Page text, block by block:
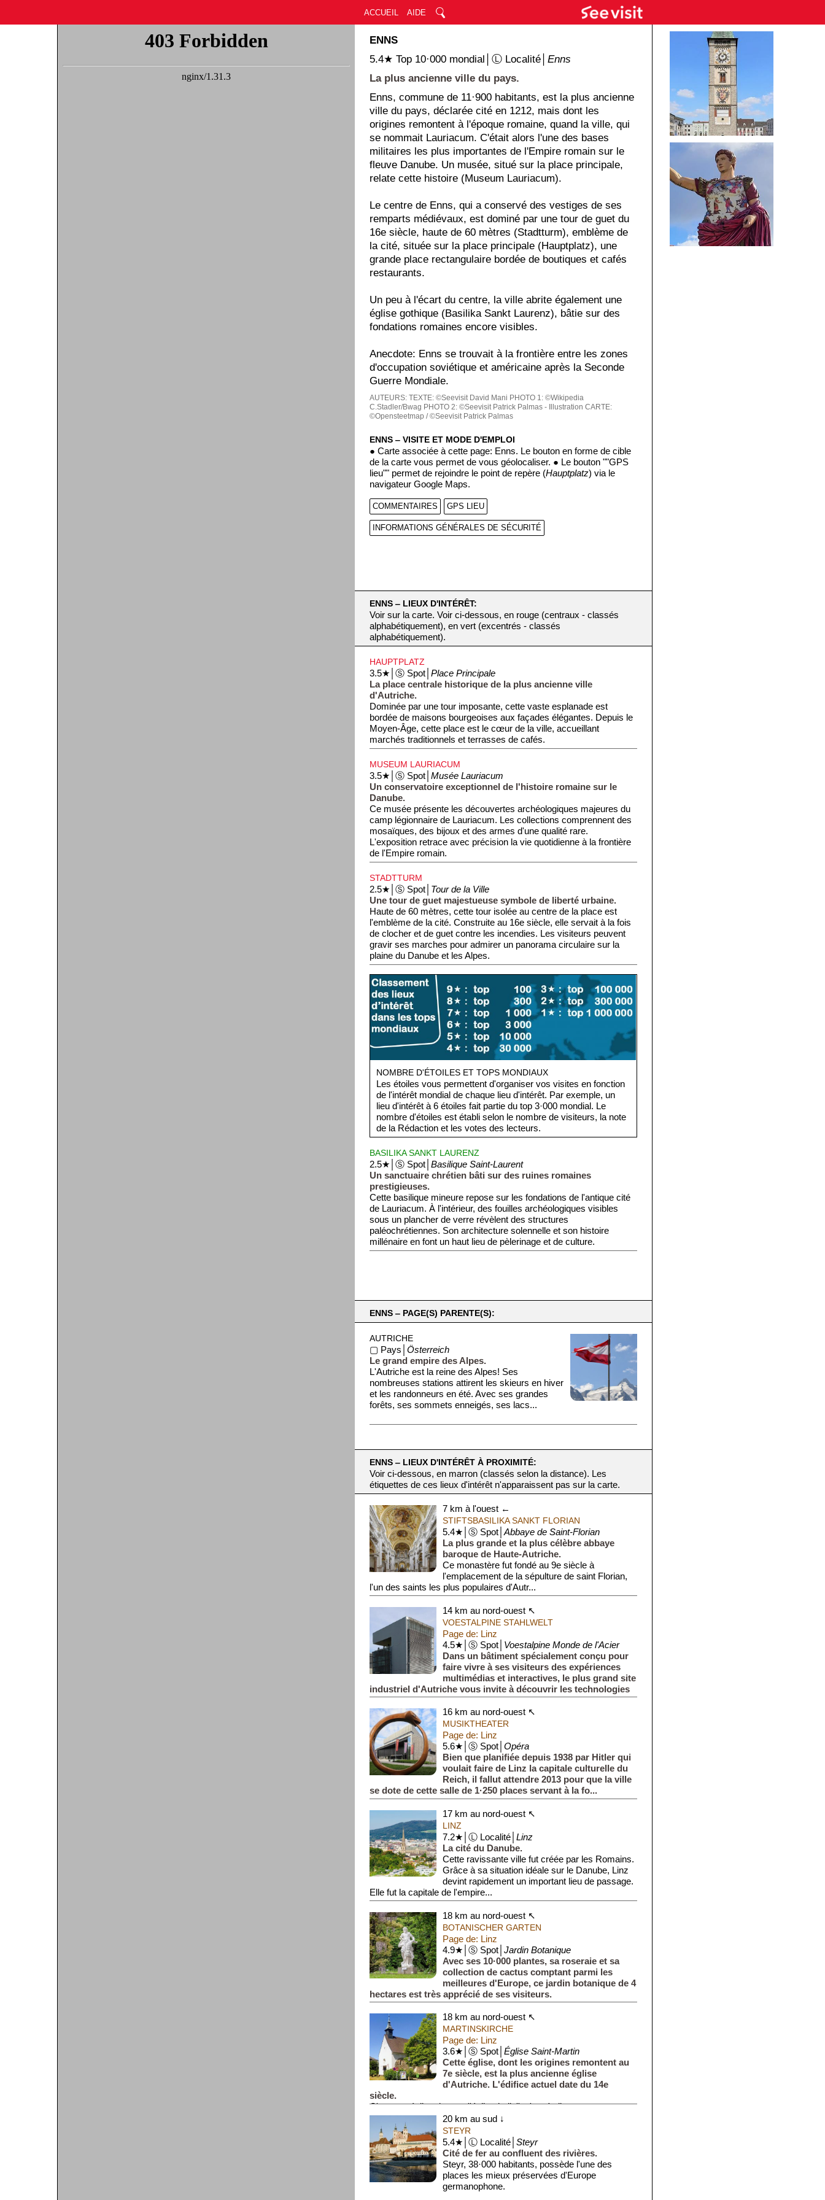
ACCUEIL AIDE
ENNS
5.4★ Top 10·000 mondial│Ⓛ Localité│Enns
La plus ancienne ville du pays.
Enns, commune de 11·900 habitants, est la plus ancienne
ville du pays, déclarée cité en 1212, mais dont les
origines remontent à l'époque romaine, quand la ville, qui
se nommait Lauriacum. C'était alors l'une des bases
militaires les plus importantes de l'Empire romain sur le
fleuve Danube. Un musée, situé sur la place principale,
relate cette histoire (Museum Lauriacum).
Le centre de Enns, qui a conservé des vestiges de ses
remparts médiévaux, est dominé par une tour de guet du
16e siècle, haute de 60 mètres (Stadtturm), emblème de
la cité, située sur la place principale (Hauptplatz), une
grande place rectangulaire bordée de boutiques et cafés
restaurants.
Un peu à l'écart du centre, la ville abrite également une
église gothique (Basilika Sankt Laurenz), bâtie sur des
fondations romaines encore visibles.
Anecdote: Enns se trouvait à la frontière entre les zones
d'occupation soviétique et américaine après la Seconde
Guerre Mondiale.
AUTEURS:TEXTE: ©Seevisit David Mani PHOTO 1: ©Wikipedia
C.Stadler/Bwag PHOTO 2: ©Seevisit Patrick Palmas - Illustration CARTE:
©Opensteetmap / ©Seevisit Patrick Palmas
ENNS ‒ VISITE ET MODE D'EMPLOI
● Carte associée à cette page: Enns. Le bouton en forme de cible
de la carte vous permet de vous géolocaliser. ● Le bouton ""GPS
lieu"" permet de rejoindre le point de repère (Hauptplatz) via le
navigateur Google Maps.
COMMENTAIRES GPS LIEU
INFORMATIONS GÉNÉRALES DE SÉCURITÉ
ENNS ‒ LIEUX D'INTÉRÊT:
Voir sur la carte. Voir ci-dessous, en rouge (centraux - classés
alphabétiquement), en vert (excentrés - classés
alphabétiquement).
HAUPTPLATZ
3.5★│Ⓢ Spot│Place Principale
La place centrale historique de la plus ancienne ville
d'Autriche.
Dominée par une tour imposante, cette vaste esplanade est
bordée de maisons bourgeoises aux façades élégantes. Depuis le
Moyen-Âge, cette place est le cœur de la ville, accueillant
marchés traditionnels et terrasses de cafés.
MUSEUM LAURIACUM
3.5★│Ⓢ Spot│Musée Lauriacum
Un conservatoire exceptionnel de l'histoire romaine sur le
Danube.
Ce musée présente les découvertes archéologiques majeures du
camp légionnaire de Lauriacum. Les collections comprennent des
mosaïques, des bijoux et des armes d'une qualité rare.
L'exposition retrace avec précision la vie quotidienne à la frontière
de l'Empire romain.
STADTTURM
2.5★│Ⓢ Spot│ Tour de la Ville
Une tour de guet majestueuse symbole de liberté urbaine.
Haute de 60 mètres, cette tour isolée au centre de la place est
l'emblème de la cité. Construite au 16e siècle, elle servait à la fois
de clocher et de guet contre les incendies. Les visiteurs peuvent
gravir ses marches pour admirer un panorama circulaire sur la
plaine du Danube et les Alpes.
NOMBRE D'ÉTOILES ET TOPS MONDIAUX
Les étoiles vous permettent d'organiser vos visites en fonction
de l'intérêt mondial de chaque lieu d'intérêt. Par exemple, un
lieu d'intérêt à 6 étoiles fait partie du top 3·000 mondial. Le
nombre d'étoiles est établi selon le nombre de visiteurs, la note
de la Rédaction et les votes des lecteurs.
BASILIKA SANKT LAURENZ
2.5★│Ⓢ Spot│Basilique Saint-Laurent
Un sanctuaire chrétien bâti sur des ruines romaines
prestigieuses.
Cette basilique mineure repose sur les fondations de l'antique cité
de Lauriacum. À l'intérieur, des fouilles archéologiques visibles
sous un plancher de verre révèlent des structures
paléochrétiennes. Son architecture solennelle et son histoire
millénaire en font un haut lieu de pèlerinage et de culture.
ENNS ‒ PAGE(S) PARENTE(S):
AUTRICHE
▢ Pays│Österreich
Le grand empire des Alpes.
L'Autriche est la reine des Alpes! Ses
nombreuses stations attirent les skieurs en hiver
et les randonneurs en été. Avec ses grandes
forêts, ses sommets enneigés, ses lacs...
ENNS ‒ LIEUX D'INTÉRÊT À PROXIMITÉ:
Voir ci-dessous, en marron (classés selon la distance). Les
étiquettes de ces lieux d'intérêt n'apparaissent pas sur la carte.
7 km à l'ouest ←
STIFTSBASILIKA SANKT FLORIAN
5.4★│Ⓢ Spot│ Abbaye de Saint-Florian
La plus grande et la plus célèbre abbaye
baroque de Haute-Autriche.
Ce monastère fut fondé au 9e siècle à
l'emplacement de la sépulture de saint Florian,
l'un des saints les plus populaires d'Autr...
14 km au nord-ouest ↖
VOESTALPINE STAHLWELT
Page de: Linz
4.5★│Ⓢ Spot│ Voestalpine Monde de l'Acier
Dans un bâtiment spécialement conçu pour
faire vivre à ses visiteurs des expériences
multimédias et interactives, le plus grand site
industriel d'Autriche vous invite à découvrir les technologies
d...
16 km au nord-ouest ↖
MUSIKTHEATER
Page de: Linz
5.6★│Ⓢ Spot│ Opéra
Bien que planifiée depuis 1938 par Hitler qui
voulait faire de Linz la capitale culturelle du
Reich, il fallut attendre 2013 pour que la ville
se dote de cette salle de 1·250 places servant à la fo...
17 km au nord-ouest ↖
LINZ
7.2★│Ⓛ Localité│ Linz
La cité du Danube.
Cette ravissante ville fut créée par les Romains.
Grâce à sa situation idéale sur le Danube, Linz
devint rapidement un important lieu de passage.
Elle fut la capitale de l'empire...
18 km au nord-ouest ↖
BOTANISCHER GARTEN
Page de: Linz
4.9★│Ⓢ Spot│ Jardin Botanique
Avec ses 10·000 plantes, sa roseraie et sa
collection de cactus comptant parmi les
meilleures d'Europe, ce jardin botanique de 4
hectares est très apprécié de ses visiteurs.
18 km au nord-ouest ↖
MARTINSKIRCHE
Page de: Linz
3.6★│Ⓢ Spot│ Église Saint-Martin
Cette église, dont les origines remontent au
7e siècle, est la plus ancienne église
d'Autriche. L'édifice actuel date du 14e
siècle.
C'est une église de type ''église-halle'', c'est-à-dire que ...
20 km au sud ↓
STEYR
5.4★│Ⓛ Localité│ Steyr
Cité de fer au confluent des rivières.
Steyr, 38·000 habitants, possède l'une des
places les mieux préservées d'Europe
germanophone.